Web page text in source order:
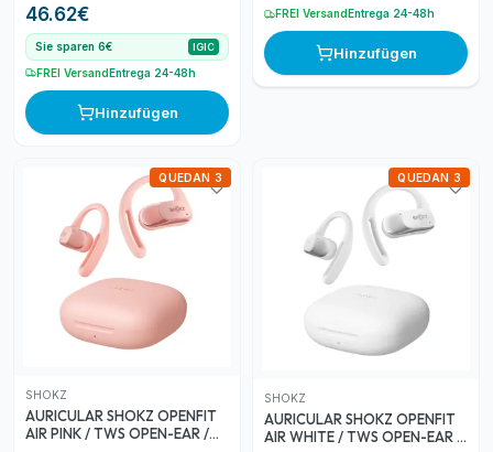
46.62€
Sie sparen 6€ IGIC
FREI VersandEntrega 24-48h
Hinzufügen
FREI VersandEntrega 24-48h
Hinzufügen
SHOKZ
AURICULAR SHOKZ OPENFIT
AIR PINK / TWS OPEN-EAR /
QUEDAN 3
SHOKZ
AURICULAR SHOKZ OPENFIT
AIR WHITE / TWS OPEN-EAR /
QUEDAN 3